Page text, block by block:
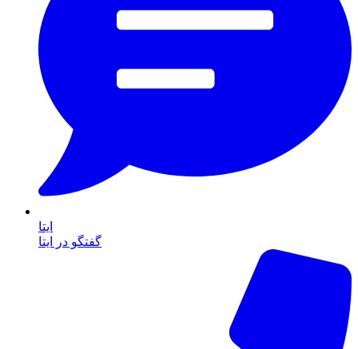
ایتا
گفتگو در ایتا